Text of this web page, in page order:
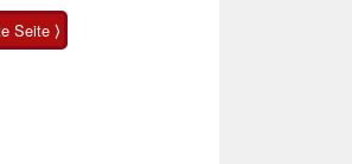
Smartphone im Test
Seite ⟩